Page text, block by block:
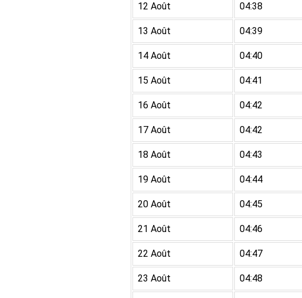
12 Août 04:38
13 Août 04:39
14 Août 04:40
15 Août 04:41
16 Août 04:42
17 Août 04:42
18 Août 04:43
19 Août 04:44
20 Août 04:45
21 Août 04:46
22 Août 04:47
23 Août 04:48